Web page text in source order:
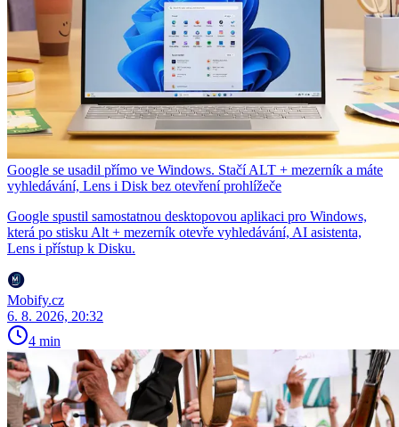
Google se usadil přímo ve Windows. Stačí ALT + mezerník a máte
vyhledávání, Lens i Disk bez otevření prohlížeče
Google spustil samostatnou desktopovou aplikaci pro Windows,
která po stisku Alt + mezerník otevře vyhledávání, AI asistenta,
Lens i přístup k Disku.
Mobify.cz
6. 8. 2026, 20:32
4 min